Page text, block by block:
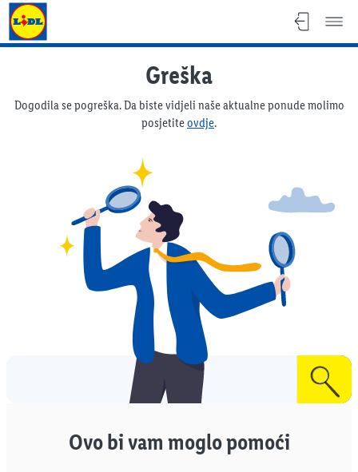
Lidl katalog
Greška
Dogodila se pogreška. Da biste vidjeli naše aktualne ponude molimo
posjetiteovdje.
Ovo bi vam moglo pomoći